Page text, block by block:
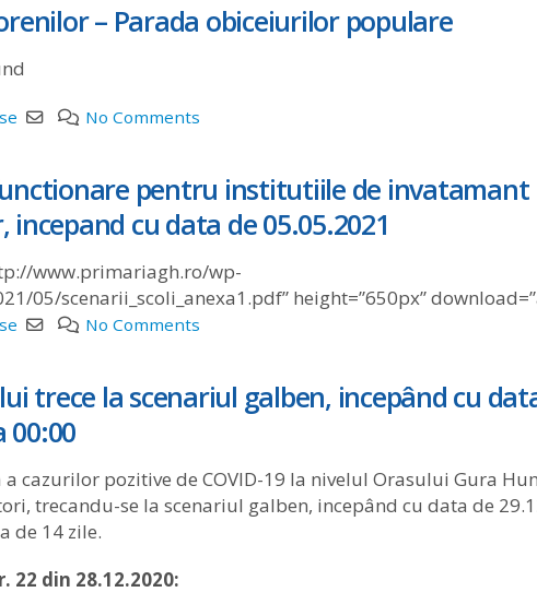
– Parada obiceiurilor populare
No Comments
pentru institutiile de invatamant
cu data de 05.05.2021
www.primariagh.ro/wp-
05/scenarii_scoli_anexa1.pdf” height=”650px”
No Comments
trece la scenariul galben, incepând cu
00:00
cazurilor pozitive de COVID-19 la nivelul Orasului Gura
trecandu-se la scenariul galben, incepând cu data de
de 14 zile.
22 din 28.12.2020: